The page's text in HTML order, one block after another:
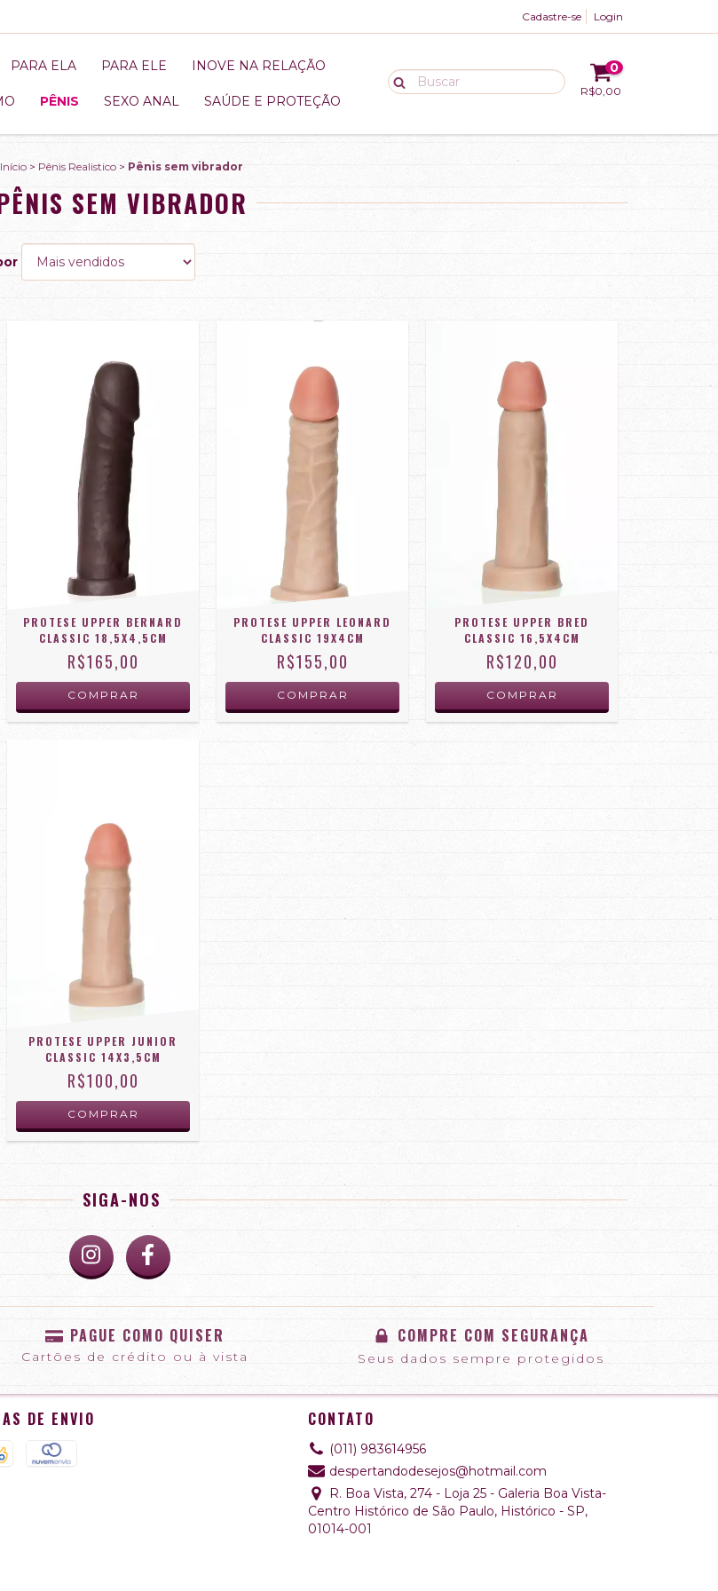
Cadastre-se Login
PARA ELA PARA ELE INOVE NA RELAÇÃO
PÊNIS SEXO ANAL SAÚDE E PROTEÇÃO
0
R$0,00
Início > Pênis Realistico > Pênis sem vibrador
SEM VIBRADOR
PROTESE UPPER BERNARD
CLASSIC 18,5X4,5CM
R$165,00
COMPRAR
PROTESE UPPER LEONARD
CLASSIC 19X4CM
R$155,00
COMPRAR
PROTESE UPPER BRED
CLASSIC 16,5X4CM
R$120,00
COMPRAR
PROTESE UPPER JUNIOR
CLASSIC 14X3,5CM
R$100,00
COMPRAR
SIGA-NOS
PAGUE COMO QUISER
Cartões de crédito ou à vista
COMPRE COM SEGURANÇA
Seus dados sempre protegidos
DE ENVIO CONTATO
(011) 983614956
despertandodesejos@hotmail.com
R. Boa Vista, 274 - Loja 25 - Galeria Boa Vista-
Centro Histórico de São Paulo, Histórico - SP,
01014-001